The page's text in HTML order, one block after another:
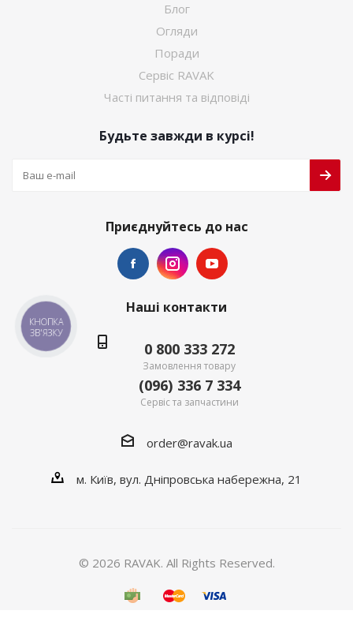
Блог
Огляди
Поради
Сервіс RAVAK
Часті питання та відповіді
Будьте завжди в курсі!
Приєднуйтесь до нас
Наші контакти
0 800 333 272
Замовлення товару
(096) 336 7 334
Сервіс та запчастини
order@ravak.ua
м. Київ, вул. Дніпровська набережна, 21
© 2026 RAVAK. All Rights Reserved.
КНОПКА
ЗВ'ЯЗКУ